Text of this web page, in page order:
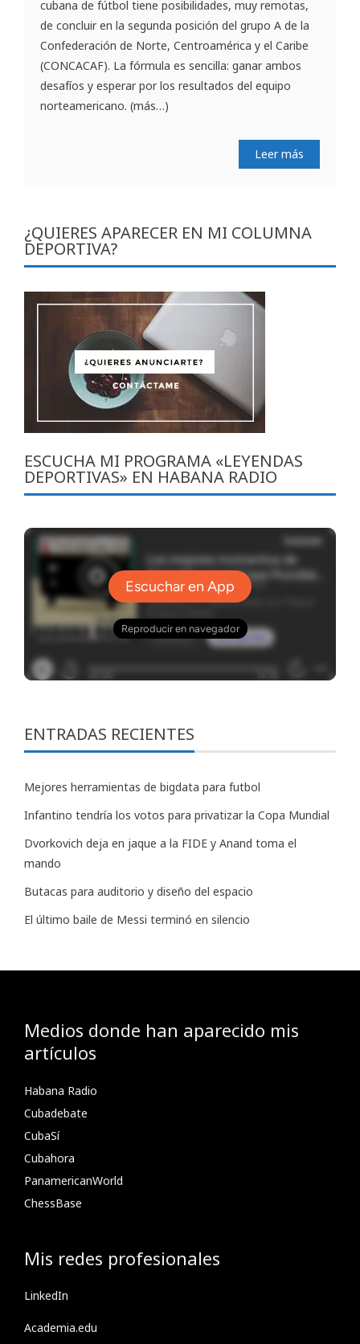
cubana de fútbol tiene posibilidades, muy remotas,
de concluir en la segunda posición del grupo A de la
Confederación de Norte, Centroamérica y el Caribe
(CONCACAF). La fórmula es sencilla: ganar ambos
desafíos y esperar por los resultados del equipo
norteamericano. (más…)
Leer más
¿QUIERES APARECER EN MI COLUMNA
DEPORTIVA?
ESCUCHA MI PROGRAMA «LEYENDAS
DEPORTIVAS» EN HABANA RADIO
ENTRADAS RECIENTES
Mejores herramientas de bigdata para futbol
Infantino tendría los votos para privatizar la Copa Mundial
Dvorkovich deja en jaque a la FIDE y Anand toma el
mando
Butacas para auditorio y diseño del espacio
El último baile de Messi terminó en silencio
Medios donde han aparecido mis
artículos
Habana Radio
Cubadebate
CubaSí
Cubahora
PanamericanWorld
ChessBase
Mis redes profesionales
LinkedIn
Academia.edu